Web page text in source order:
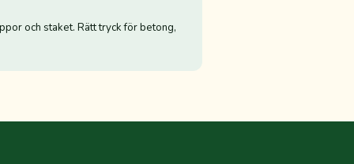
och staket. Rätt tryck för betong,